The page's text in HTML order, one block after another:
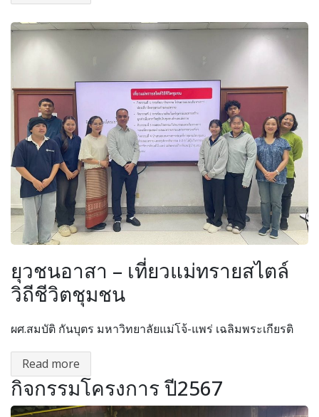
ยุวชนอาสา – เที่ยวแม่ทรายสไตล์
วิถีชีวิตชุมชน
ผศ.สมบัติ กันบุตร มหาวิทยาลัยแม่โจ้-แพร่ เฉลิมพระเกียรติ
Read more
กิจกรรมโครงการ ปี2567